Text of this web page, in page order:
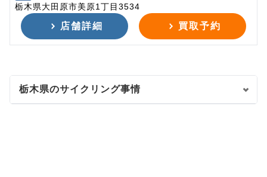
栃木県大田原市美原1丁目3534
店舗詳細 買取予約
栃木県のサイクリング事情